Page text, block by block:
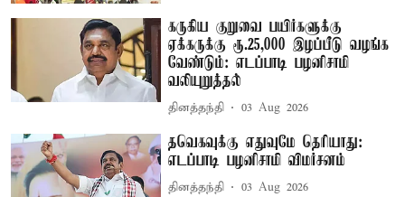
கருகிய குறுவை பயிர்களுக்கு
ஏக்கருக்கு ரூ.25,000 இழப்பீடு வழங்க
வேண்டும்: எடப்பாடி பழனிசாமி
வலியுறுத்தல்
தினத்தந்தி 03 Aug 2026
தவெகவுக்கு எதுவுமே தெரியாது:
எடப்பாடி பழனிசாமி விமர்சனம்
தினத்தந்தி 03 Aug 2026